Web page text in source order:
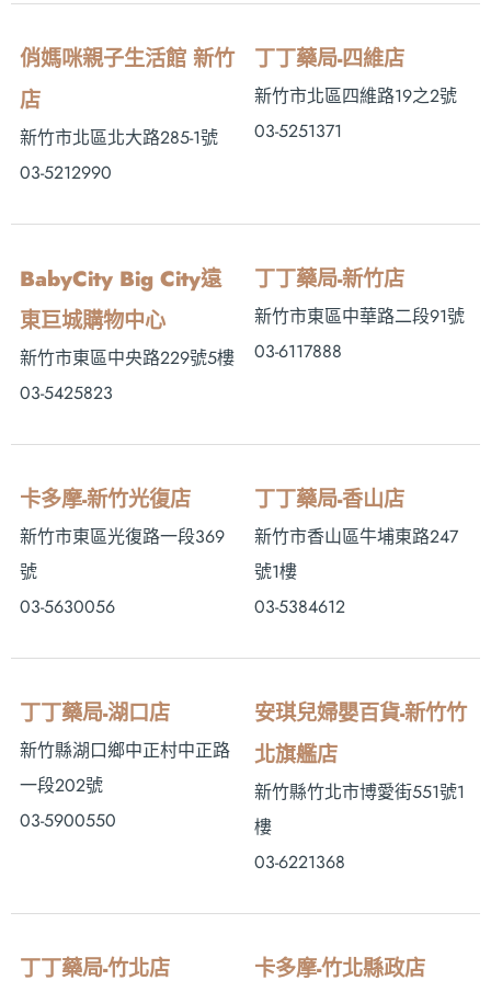
俏媽咪親子生活館 新竹
店
新竹市北區北大路285-1號
03-5212990
丁丁藥局-四維店
新竹市北區四維路19之2號
03-5251371
BabyCity Big City遠
東巨城購物中心
新竹市東區中央路229號5樓
03-5425823
丁丁藥局-新竹店
新竹市東區中華路二段91號
03-6117888
卡多摩-新竹光復店
新竹市東區光復路一段369
號
03-5630056
丁丁藥局-香山店
新竹市香山區牛埔東路247
號1樓
03-5384612
丁丁藥局-湖口店
新竹縣湖口鄉中正村中正路
一段202號
03-5900550
安琪兒婦嬰百貨-新竹竹
北旗艦店
新竹縣竹北市博愛街551號1
樓
03-6221368
丁丁藥局-竹北店 卡多摩-竹北縣政店